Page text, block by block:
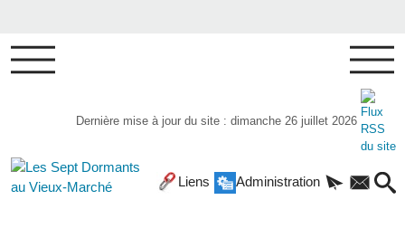
Dernière mise à jour du site : dimanche 26 juillet 2026
Liens Administration